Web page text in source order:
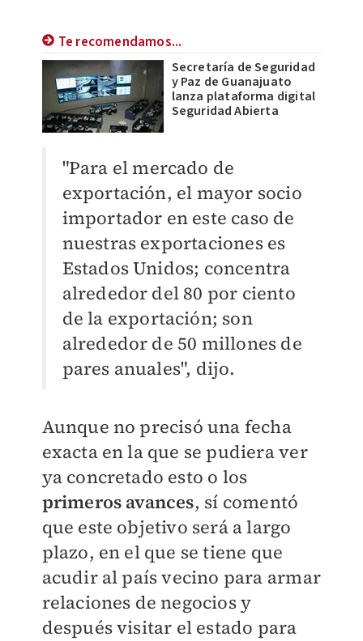
Te recomendamos...
Secretaría de Seguridad
y Paz de Guanajuato
lanza plataforma digital
Seguridad Abierta
"Para el mercado de
exportación, el mayor socio
importador en este caso de
nuestras exportaciones es
Estados Unidos; concentra
alrededor del 80 por ciento
de la exportación; son
alrededor de 50 millones de
pares anuales", dijo.
Aunque no precisó una fecha
exacta en la que se pudiera ver
ya concretado esto o los
primeros avances, sí comentó
que este objetivo será a largo
plazo, en el que se tiene que
acudir al país vecino para armar
relaciones de negocios y
después visitar el estado para